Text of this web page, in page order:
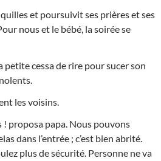
et poursuivit ses prières et ses
nous et le bébé, la soirée se
petite cessa de rire pour sucer son
les voisins.
! proposa papa. Nous pouvons
dans l’entrée ; c’est bien abrité.
plus de sécurité. Personne ne va